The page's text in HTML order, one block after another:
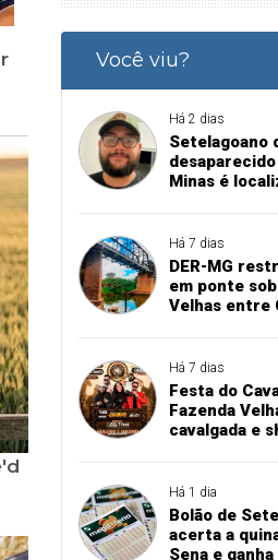
Você viu?
Há 2 dias
Setelagoano
Minas é
Há 7 dias
DER-MG
em ponte
Velhas entre
Há 7 dias
Festa do
Fazenda
cavalgada e
Há 1 dia
Bolão de
acerta a
Sena e